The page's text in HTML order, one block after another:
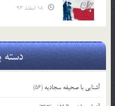
آشنایی با صحیفه سجادیه (56)